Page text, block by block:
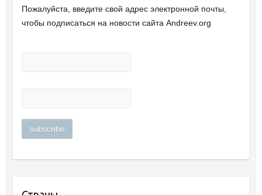
Пожалуйста, введите свой ​​адрес электронной почты,
чтобы подписаться на новости сайта Andreev.org